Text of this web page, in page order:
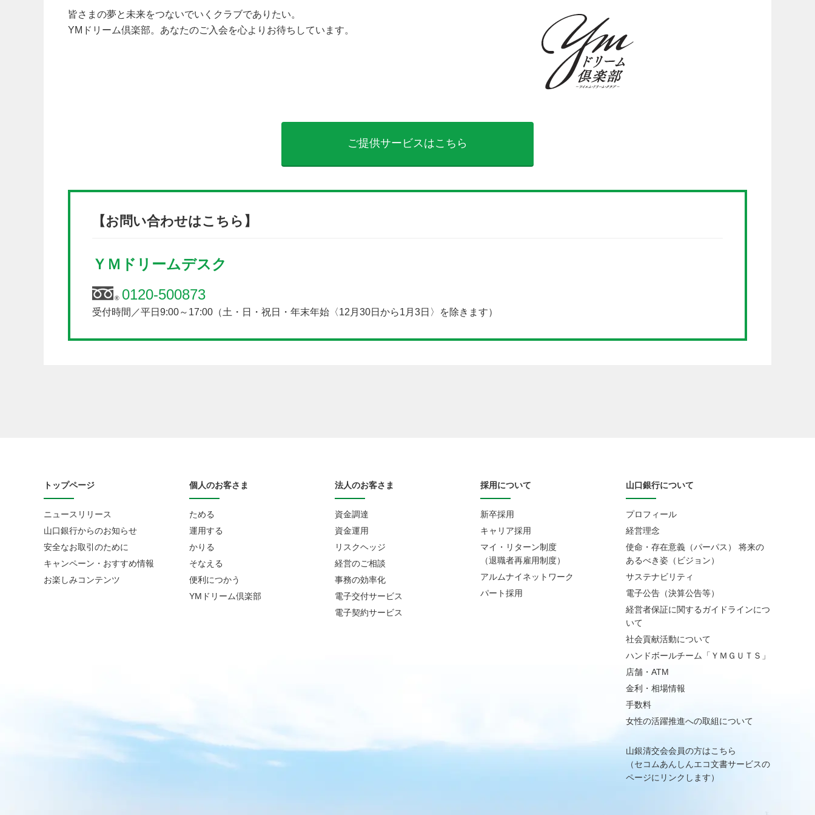
皆さまの夢と未来をつないでいくクラブでありたい。
YMドリーム倶楽部。あなたのご入会を心よりお待ちしています。
ご提供サービスはこちら
【お問い合わせはこちら】
ＹＭドリームデスク
0120-500873
受付時間／平日9:00～17:00（土・日・祝日・年末年始〈12月30日から1月3日〉を除きます）
トップページ
ニュースリリース
山口銀行からのお知らせ
安全なお取引のために
キャンペーン・おすすめ情報
お楽しみコンテンツ
個人のお客さま
ためる
運用する
かりる
そなえる
便利につかう
YMドリーム倶楽部
法人のお客さま
資金調達
資金運用
リスクヘッジ
経営のご相談
事務の効率化
電子交付サービス
電子契約サービス
採用について
新卒採用
キャリア採用
マイ・リターン制度
（退職者再雇用制度）
アルムナイネットワーク
パート採用
山口銀行について
プロフィール
経営理念
使命・存在意義（パーパス） 将来の
あるべき姿（ビジョン）
サステナビリティ
電子公告（決算公告等）
経営者保証に関するガイドラインにつ
いて
社会貢献活動について
ハンドボールチーム「ＹＭＧＵＴＳ」
店舗・ATM
金利・相場情報
手数料
女性の活躍推進への取組について
山銀清交会会員の方はこちら
（セコムあんしんエコ文書サービスの
ページにリンクします）